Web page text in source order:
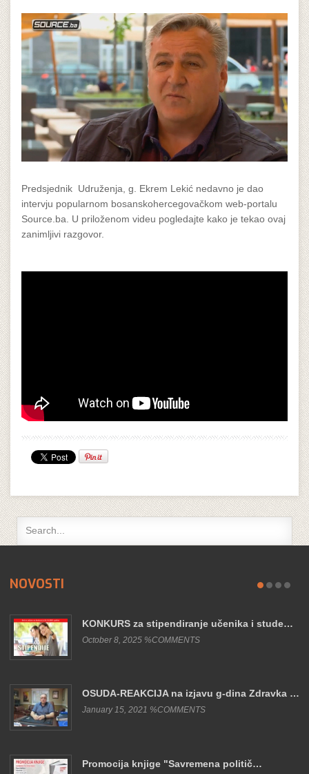
Predsjednik Udruženja, g. Ekrem Lekić nedavno je dao
intervju popularnom bosanskohercegovačkom web-portalu
Source.ba. U priloženom videu pogledajte kako je tekao ovaj
zanimljivi razgovor.
NOVOSTI
KONKURS za stipendiranje učenika i stude…
October 8, 2025 %COMMENTS
OSUDA-REAKCIJA na izjavu g-dina Zdravka …
January 15, 2021 %COMMENTS
Promocija knjige "Savremena politič…